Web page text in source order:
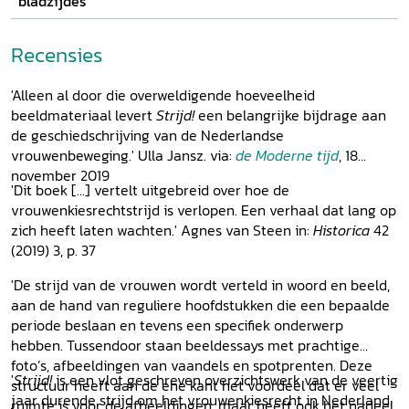
Recensies
'Alleen al door die overweldigende hoeveelheid
beeldmateriaal levertStrijd!een belangrijke bijdrage aan
de geschiedschrijving van de Nederlandse
vrouwenbeweging.' Ulla Jansz. via: de Moderne tijd, 18
november 2019
'Dit boek [...] vertelt uitgebreid over hoe de
vrouwenkiesrechtstrijd is verlopen. Een verhaal dat lang op
zich heeft laten wachten.' Agnes van Steen in: Historica42
(2019) 3, p. 37
'De strijd van de vrouwen wordt verteld in woord en beeld,
aan de hand van reguliere hoofdstukken die een bepaalde
periode beslaan en tevens een specifiek onderwerp
hebben. Tussendoor staan beeldessays met prachtige
foto’s, afbeeldingen van vaandels en spotprenten. Deze
structuur heeft aan de ene kant het voordeel dat er veel
'Strijd!is een vlot geschreven overzichtswerk van de veertig
jaar durende strijd om het vrouwenkiesrecht in Nederland.